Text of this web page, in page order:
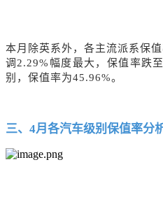
本月除英系外，各主流派系保
调2.29%幅度最大，保值率跌
别，保值率为45.96%。
三、 4月各汽车级别保值率分